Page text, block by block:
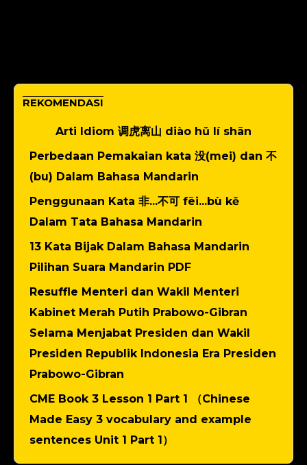
REKOMENDASI
Arti Idiom 调虎离山 diào hǔ lí shān
Perbedaan Pemakaian kata 没(mei) dan 不
(bu) Dalam Bahasa Mandarin
Penggunaan Kata 非...不可 fēi...bù kě
Dalam Tata Bahasa Mandarin
13 Kata Bijak Dalam Bahasa Mandarin
Pilihan Suara Mandarin PDF
Resuffle Menteri dan Wakil Menteri
Kabinet Merah Putih Prabowo-Gibran
Selama Menjabat Presiden dan Wakil
Presiden Republik Indonesia Era Presiden
Prabowo-Gibran
CME Book 3 Lesson 1 Part 1 （Chinese
Made Easy 3 vocabulary and example
sentences Unit 1 Part 1）